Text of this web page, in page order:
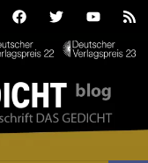
FacebookTwitterYoutube